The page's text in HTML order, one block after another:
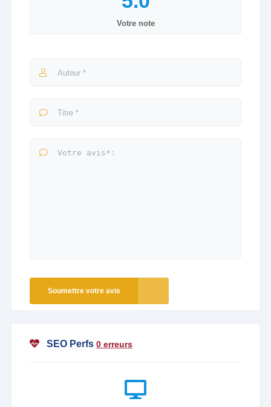
Votre note
Soumettre votre avis
SEO Perfs 0 erreurs